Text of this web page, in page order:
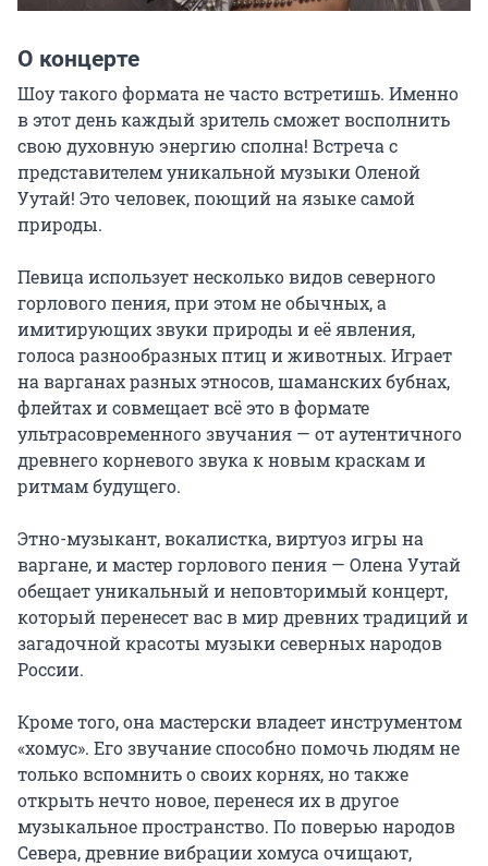
О концерте
Шоу такого формата не часто встретишь. Именно
в этот день каждый зритель сможет восполнить
свою духовную энергию сполна! Встреча с
представителем уникальной музыки Оленой
Уутай! Это человек, поющий на языке самой
природы.
Певица использует несколько видов северного
горлового пения, при этом не обычных, а
имитирующих звуки природы и её явления,
голоса разнообразных птиц и животных. Играет
на варганах разных этносов, шаманских бубнах,
флейтах и совмещает всё это в формате
ультрасовременного звучания — от аутентичного
древнего корневого звука к новым краскам и
ритмам будущего.
Этно-музыкант, вокалистка, виртуоз игры на
варгане, и мастер горлового пения — Олена Уутай
обещает уникальный и неповторимый концерт,
который перенесет вас в мир древних традиций и
загадочной красоты музыки северных народов
России.
Кроме того, она мастерски владеет инструментом
«хомус». Его звучание способно помочь людям не
только вспомнить о своих корнях, но также
открыть нечто новое, перенеся их в другое
музыкальное пространство. По поверью народов
Севера, древние вибрации хомуса очищают,